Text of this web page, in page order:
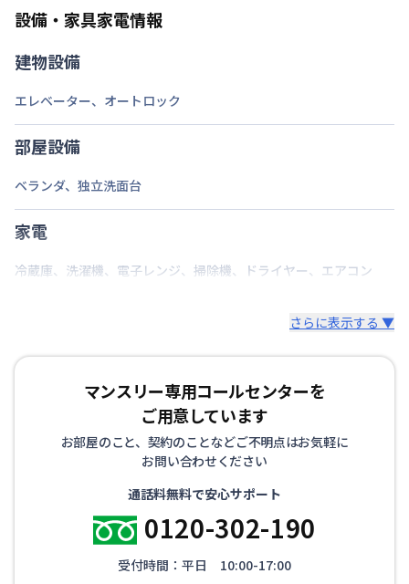
部屋の向き
交通
鹿児島本線
定員
駐車場
なし
次回更新日
情報更新日 2026年7月27日
設備・家具家電情報
建物設備
エレベーター、 オートロック
部屋設備
ベランダ、 独立洗面台
家電
冷蔵庫、 洗濯機、 電子レンジ、 掃除機、 ドライヤー、 エアコン
さらに表示する ▼
マンスリー専用コールセンターを
ご用意しています
お部屋のこと、契約のことなどご不明点はお気軽に
お問い合わせください
通話料無料で安心サポート
0120-302-190
受付時間：平日 10:00-17:00